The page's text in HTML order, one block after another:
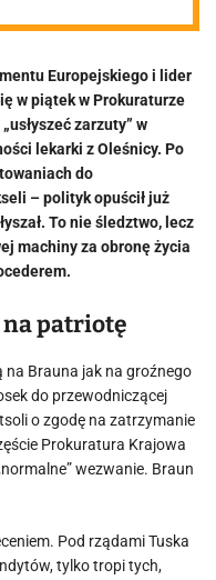
Europejskiego i lider
w piątek w Prokuraturze
zarzuty” w
lekarki z Oleśnicy. Po
do
– polityk opuścił już
To nie śledztwo, lecz
machiny za obronę życia
patriotę
na Brauna jak na groźnego
do przewodniczącej
o zgodę na zatrzymanie
Prokuratura Krajowa
wezwanie. Braun
Pod rządami Tuska
tylko tropi tych,